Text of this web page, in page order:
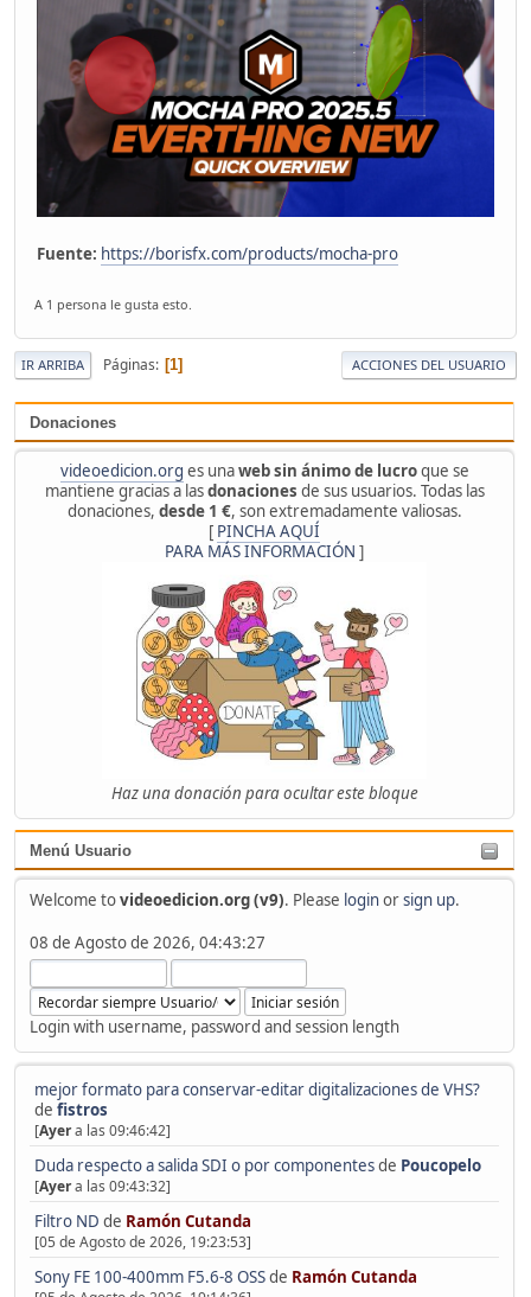
Donaciones
videoedicion.org es unaweb sin ánimo de lucroque se
mantiene gracias a lasdonaciones de sus usuarios. Todas las
donaciones, desde 1 €, son extremadamente valiosas.
[ PINCHA AQUÍ
PARA MÁS INFORMACIÓN ]
Haz una donación para ocultar este bloque
Menú Usuario
Welcome tovideoedicion.org (v9). Please loginorsign up.
08 de Agosto de 2026, 04:43:27
Login with username, password and session length
mejor formato para conservar-editar digitalizaciones de VHS?
de fistros
[Ayera las 09:46:42]
Duda respecto a salida SDI o por componentesde Poucopelo
[Ayera las 09:43:32]
Filtro ND de Ramón Cutanda
[05 de Agosto de 2026, 19:23:53]
Sony FE 100-400mm F5.6-8 OSSde Ramón Cutanda
Fuente: https://borisfx.com/products/mocha-pro
A 1 persona le gusta esto.
IR ARRIBA Páginas 1 ACCIONES DEL USUARIO